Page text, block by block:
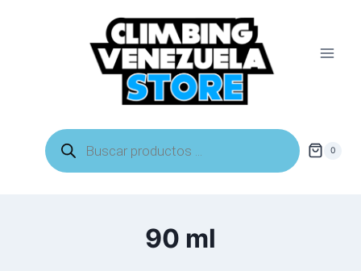
Búsqueda
de
productos
0
90 ml